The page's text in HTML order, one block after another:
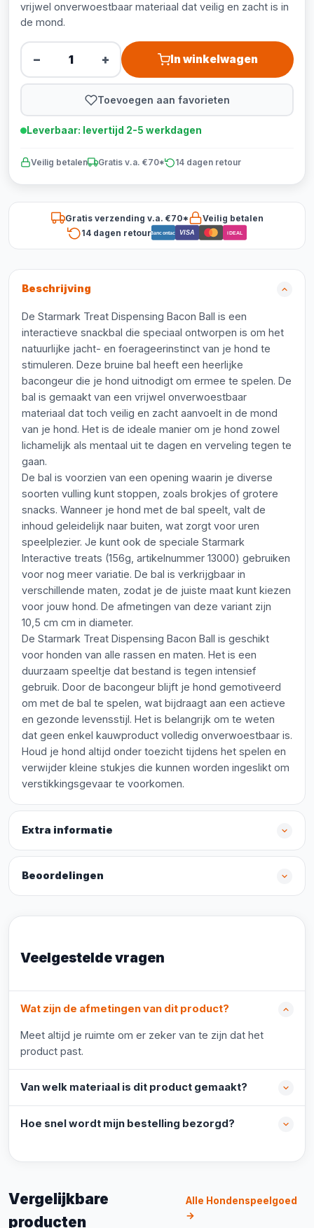
vrijwel onverwoestbaar materiaal dat veilig en zacht is in
de mond.
− + In winkelwagen
Toevoegen aan favorieten
Leverbaar: levertijd 2-5 werkdagen
Veilig betalen Gratis v.a. €70* 14 dagen retour
Gratis verzending v.a. €70*
Veilig betalen
14 dagen retourBancontact VISA iDEAL
Beschrijving
De Starmark Treat Dispensing Bacon Ball is een
interactieve snackbal die speciaal ontworpen is om het
natuurlijke jacht- en foerageerinstinct van je hond te
stimuleren. Deze bruine bal heeft een heerlijke
bacongeur die je hond uitnodigt om ermee te spelen. De
bal is gemaakt van een vrijwel onverwoestbaar
materiaal dat toch veilig en zacht aanvoelt in de mond
van je hond. Het is de ideale manier om je hond zowel
lichamelijk als mentaal uit te dagen en verveling tegen te
gaan.
De bal is voorzien van een opening waarin je diverse
soorten vulling kunt stoppen, zoals brokjes of grotere
snacks. Wanneer je hond met de bal speelt, valt de
inhoud geleidelijk naar buiten, wat zorgt voor uren
speelplezier. Je kunt ook de speciale Starmark
Interactive treats (156g, artikelnummer 13000) gebruiken
voor nog meer variatie. De bal is verkrijgbaar in
verschillende maten, zodat je de juiste maat kunt kiezen
voor jouw hond. De afmetingen van deze variant zijn
10,5 cm cm in diameter.
De Starmark Treat Dispensing Bacon Ball is geschikt
voor honden van alle rassen en maten. Het is een
duurzaam speeltje dat bestand is tegen intensief
gebruik. Door de bacongeur blijft je hond gemotiveerd
om met de bal te spelen, wat bijdraagt aan een actieve
en gezonde levensstijl. Het is belangrijk om te weten
dat geen enkel kauwproduct volledig onverwoestbaar is.
Houd je hond altijd onder toezicht tijdens het spelen en
verwijder kleine stukjes die kunnen worden ingeslikt om
verstikkingsgevaar te voorkomen.
Extra informatie
Beoordelingen
Veelgestelde vragen
Wat zijn de afmetingen van dit product?
Meet altijd je ruimte om er zeker van te zijn dat het
product past.
Van welk materiaal is dit product gemaakt?
Hoe snel wordt mijn bestelling bezorgd?
Vergelijkbare
producten
Alle Hondenspeelgoed
→